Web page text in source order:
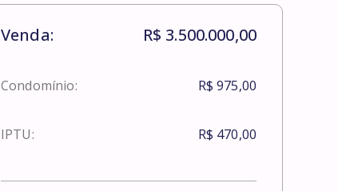
Venda: R$ 3.500.000,00
Condomínio: R$ 975,00
IPTU: R$ 470,00